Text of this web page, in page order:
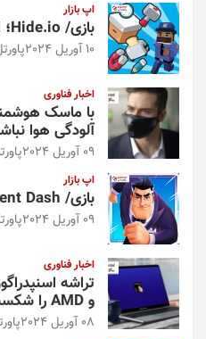
اپ بازار
بازی/ Hide.io؛ از چشم بقیه پنهان شوید
10 آوریل 2024
اخبار فناوری
با ماسک
آلودگی هوا
09 آوریل 2024
اپ بازار
بازی/ Agent Dash؛ سکه‌ها را جمع کنید
09 آوریل 2024
اخبار فناوری
و AMD را شکست داد
08 آوریل 2024